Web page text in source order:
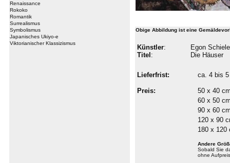
Renaissance
Rokoko
Romantik
Surrealismus
Symbolismus
Japanisches Ukiyo-e
Viktorianischer Klassizismus
Obige Abbildung ist eine
Künstler:
Titel :
Egon Schiele
Die Häuser
Lieferfrist: ca. 4 bis
Preis:
50 x 40
60 x 50
90 x 60
120 x 90
180 x 120
Andere
Sobald Sie
ohne